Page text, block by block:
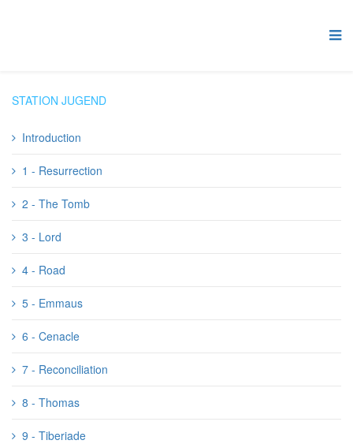
STATION JUGEND
Introduction
1 - Resurrection
2 - The Tomb
3 - Lord
4 - Road
5 - Emmaus
6 - Cenacle
7 - Reconciliation
8 - Thomas
9 - Tiberiade